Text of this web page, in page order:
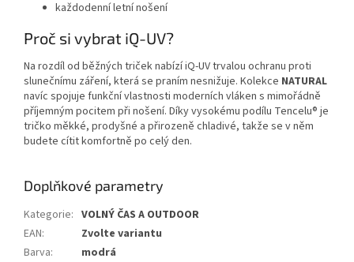
každodenní letní nošení
Proč si vybrat iQ-UV?
Na rozdíl od běžných triček nabízí iQ-UV trvalou ochranu proti
slunečnímu záření, která se praním nesnižuje. Kolekce NATURAL
navíc spojuje funkční vlastnosti moderních vláken s mimořádně
příjemným pocitem při nošení. Díky vysokému podílu Tencelu® je
tričko měkké, prodyšné a přirozeně chladivé, takže se v něm
budete cítit komfortně po celý den.
Doplňkové parametry
Kategorie: VOLNÝ ČAS A OUTDOOR
EAN:
Zvolte variantu
Barva:
modrá